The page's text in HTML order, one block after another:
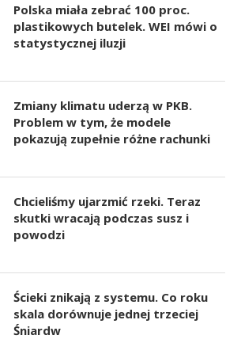
Polska miała zebrać 100 proc.
plastikowych butelek. WEI mówi o
statystycznej iluzji
Zmiany klimatu uderzą w PKB.
Problem w tym, że modele
pokazują zupełnie różne rachunki
Chcieliśmy ujarzmić rzeki. Teraz
skutki wracają podczas susz i
powodzi
Ścieki znikają z systemu. Co roku
skala dorównuje jednej trzeciej
Śniardw